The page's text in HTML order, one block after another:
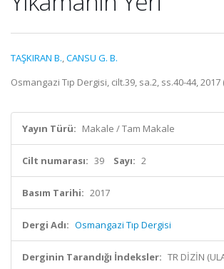
TAŞKIRAN B.,CANSU G. B.
Osmangazi Tıp Dergisi, cilt.39, sa.2, ss.40-44, 2017
Yayın Türü: Makale / Tam Makale
Cilt numarası: 39 Sayı: 2
Basım Tarihi: 2017
Dergi Adı: Osmangazi Tıp Dergisi
Derginin Tarandığı İndeksler: TR DİZİN